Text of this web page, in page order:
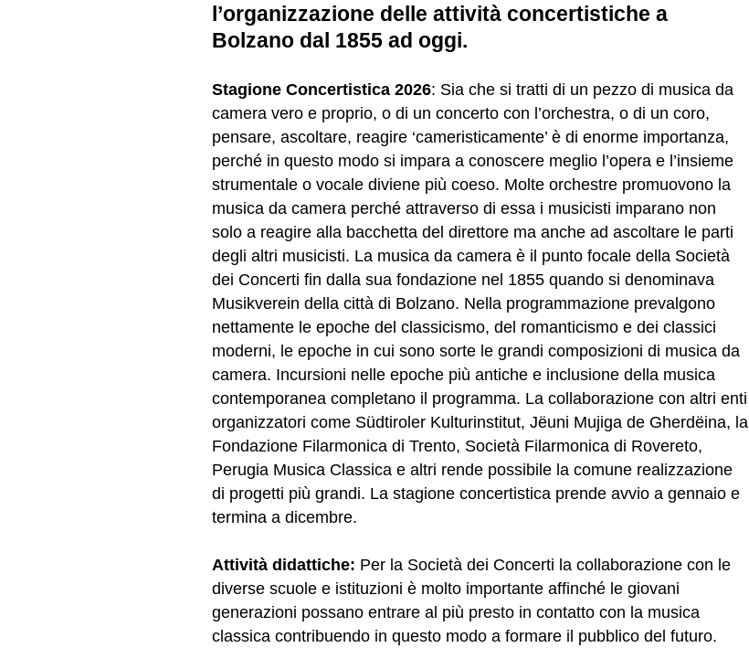
l’organizzazione delle attività concertistiche a
Bolzano dal 1855 ad oggi.
Stagione Concertistica 2026: Sia che si tratti di un pezzo di musica da
camera vero e proprio, o di un concerto con l’orchestra, o di un coro,
pensare, ascoltare, reagire ‘cameristicamente’ è di enorme importanza,
perché in questo modo si impara a conoscere meglio l’opera e l’insieme
strumentale o vocale diviene più coeso. Molte orchestre promuovono la
musica da camera perché attraverso di essa i musicisti imparano non
solo a reagire alla bacchetta del direttore ma anche ad ascoltare le parti
degli altri musicisti. La musica da camera è il punto focale della Società
dei Concerti fin dalla sua fondazione nel 1855 quando si denominava
Musikverein della città di Bolzano. Nella programmazione prevalgono
nettamente le epoche del classicismo, del romanticismo e dei classici
moderni, le epoche in cui sono sorte le grandi composizioni di musica da
camera. Incursioni nelle epoche più antiche e inclusione della musica
contemporanea completano il programma. La collaborazione con altri enti
organizzatori come Südtiroler Kulturinstitut, Jëuni Mujiga de Gherdëina, la
Fondazione Filarmonica di Trento, Società Filarmonica di Rovereto,
Perugia Musica Classica e altri rende possibile la comune realizzazione
di progetti più grandi. La stagione concertistica prende avvio a gennaio e
termina a dicembre.
Attività didattiche: Per la Società dei Concerti la collaborazione con le
diverse scuole e istituzioni è molto importante affinché le giovani
generazioni possano entrare al più presto in contatto con la musica
classica contribuendo in questo modo a formare il pubblico del futuro.